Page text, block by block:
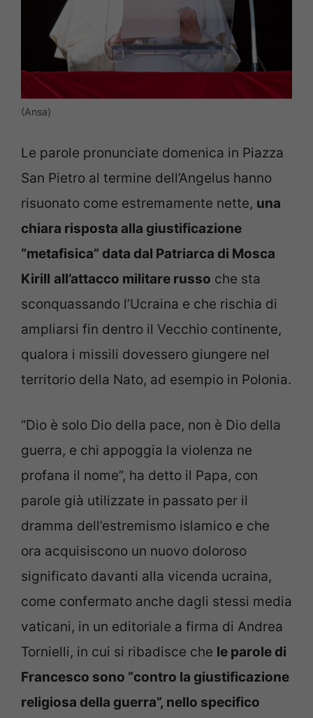
(Ansa)
Le parole pronunciate domenica in Piazza
San Pietro al termine dell’Angelus hanno
risuonato come estremamente nette, una
chiara risposta alla giustificazione
“metafisica” data dal Patriarca di Mosca
Kirill all’attacco militare russo che sta
sconquassando l’Ucraina e che rischia di
ampliarsi fin dentro il Vecchio continente,
qualora i missili dovessero giungere nel
territorio della Nato, ad esempio in Polonia.
“Dio è solo Dio della pace, non è Dio della
guerra, e chi appoggia la violenza ne
profana il nome”, ha detto il Papa, con
parole già utilizzate in passato per il
dramma dell’estremismo islamico e che
ora acquisiscono un nuovo doloroso
significato davanti alla vicenda ucraina,
come confermato anche dagli stessi media
vaticani, in un editoriale a firma di Andrea
Tornielli, in cui si ribadisce che le parole di
Francesco sono “contro la giustificazione
religiosa della guerra”, nello specifico